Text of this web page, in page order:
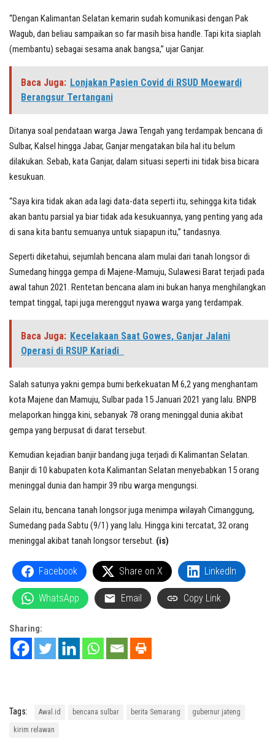
“Dengan Kalimantan Selatan kemarin sudah komunikasi dengan Pak
Wagub, dan beliau sampaikan so far masih bisa handle. Tapi kita siaplah
(membantu) sebagai sesama anak bangsa,” ujar Ganjar.
Baca Juga: Lonjakan Pasien Covid di RSUD Moewardi
Berangsur Tertangani
Ditanya soal pendataan warga Jawa Tengah yang terdampak bencana di
Sulbar, Kalsel hingga Jabar, Ganjar mengatakan bila hal itu belum
dilakukan. Sebab, kata Ganjar, dalam situasi seperti ini tidak bisa bicara
kesukuan.
“Saya kira tidak akan ada lagi data-data seperti itu, sehingga kita tidak
akan bantu parsial ya biar tidak ada kesukuannya, yang penting yang ada
di sana kita bantu semuanya untuk siapapun itu,” tandasnya.
Seperti diketahui, sejumlah bencana alam mulai dari tanah longsor di
Sumedang hingga gempa di Majene-Mamuju, Sulawesi Barat terjadi pada
awal tahun 2021. Rentetan bencana alam ini bukan hanya menghilangkan
tempat tinggal, tapi juga merenggut nyawa warga yang terdampak.
Baca Juga: Kecelakaan Saat Gowes, Ganjar Jalani
Operasi di RSUP Kariadi
Salah satunya yakni gempa bumi berkekuatan M 6,2 yang menghantam
kota Majene dan Mamuju, Sulbar pada 15 Januari 2021 yang lalu. BNPB
melaporkan hingga kini, sebanyak 78 orang meninggal dunia akibat
gempa yang berpusat di darat tersebut.
Kemudian kejadian banjir bandang juga terjadi di Kalimantan Selatan.
Banjir di 10 kabupaten kota Kalimantan Selatan menyebabkan 15 orang
meninggal dunia dan hampir 39 ribu warga mengungsi.
Selain itu, bencana tanah longsor juga menimpa wilayah Cimanggung,
Sumedang pada Sabtu (9/1) yang lalu. Hingga kini tercatat, 32 orang
meninggal akibat tanah longsor tersebut. (is)
Facebook Share on X LinkedIn
WhatsApp Email Copy Link
Sharing:
Tags: Awal.id bencana sulbar berita Semarang gubernur jateng
kirim relawan